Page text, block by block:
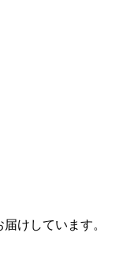
けしています。